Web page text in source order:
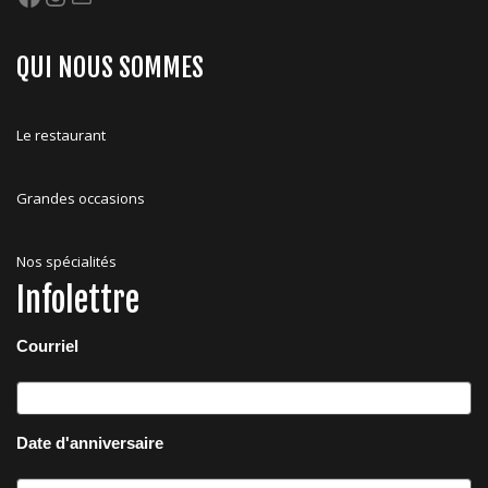
QUI NOUS SOMMES
Le restaurant
Grandes occasions
Nos spécialités
Infolettre
Courriel
Date d'anniversaire